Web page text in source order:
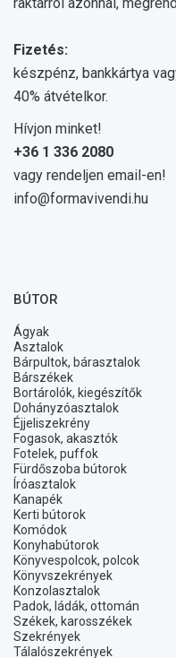
Fizetés:
készpénz, bankkártya
40% átvételkor.
Hívjon minket!
+36 1 336 2080
vagy rendeljen email-en!
info@formavivendi.hu
BÚTOR
Ágyak
Asztalok
Bárpultok, bárasztalok
Bárszékek
Bortárolók, kiegészítők
Dohányzóasztalok
Éjjeliszekrény
Fogasok, akasztók
Fotelek, puffok
Fürdőszoba bútorok
Íróasztalok
Kanapék
Kerti bútorok
Komódok
Konyhabútorok
Könyvespolcok, polcok
Könyvszekrények
Konzolasztalok
Padok, ládák, ottomán
Székek, karosszékek
Szekrények
Tálalószekrények